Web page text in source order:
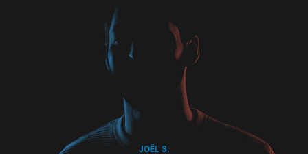
JOËL S.